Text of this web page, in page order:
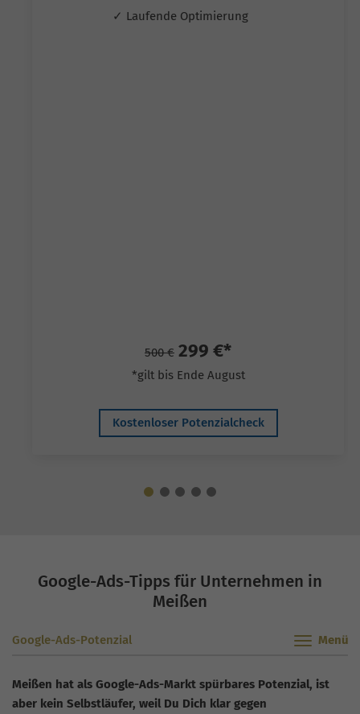
✓ Laufende Optimierung
500 € 299 €*
*gilt bis Ende August
Kostenloser Potenzialcheck
Google-Ads-Tipps für Unternehmen in
Meißen
Google-Ads-Potenzial
Meißen hat als Google-Ads-Markt spürbares Potenzial, ist
aber kein Selbstläufer, weil Du Dich klar gegen